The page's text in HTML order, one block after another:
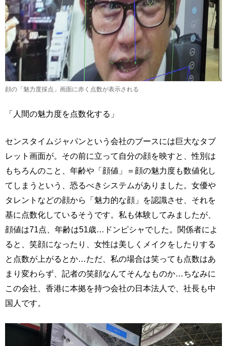
顔の「魅力度採点」画面に赤く点数が表示される
「人間の魅力度を点数化する」
センスタイムジャパンという会社のブースには巨大なタブ
レット画面が。その前に立って自分の顔を映すと、性別は
もちろんのこと、年齢や「顔値」＝顔の魅力度も数値化し
てしまうという、恐るべきシステムがありました。女優や
タレントなどの顔から「魅力的な顔」を認識させ、それを
基に点数化しているそうです。私も体験してみましたが、
顔値は71点、年齢は51歳…ドンピシャでした。関係者によ
ると、笑顔になったり、女性は美しくメイクをしたりする
と点数が上がるとか…ただ、私の場合は笑っても点数はあ
まり変わらず、記者の笑顔なんてそんなものか…ちなみに
この会社、香港に本拠を持つ会社の日本法人で、社長も中
国人です。